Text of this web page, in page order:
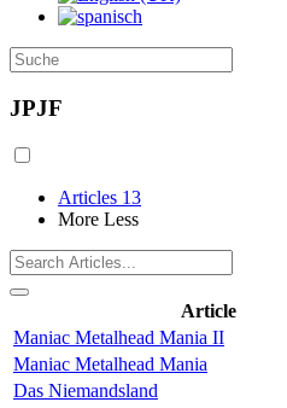
JPJF
Articles 13
More Less
Article
Maniac Metalhead Mania II
Maniac Metalhead Mania
Das Niemandsland